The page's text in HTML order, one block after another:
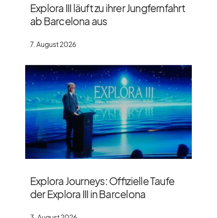
Explora III läuft zu ihrer Jungfernfahrt
ab Barcelona aus
7. August 2026
Explora Journeys: Offizielle Taufe
der Explora III in Barcelona